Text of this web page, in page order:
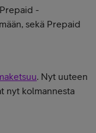
-
sekä Prepaid
. Nyt uuteen
nyt kolmannesta